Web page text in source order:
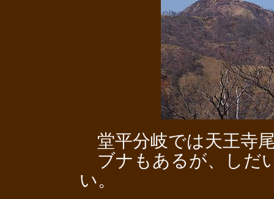
堂平分岐では天王寺
ブナもあるが、しだ
い。